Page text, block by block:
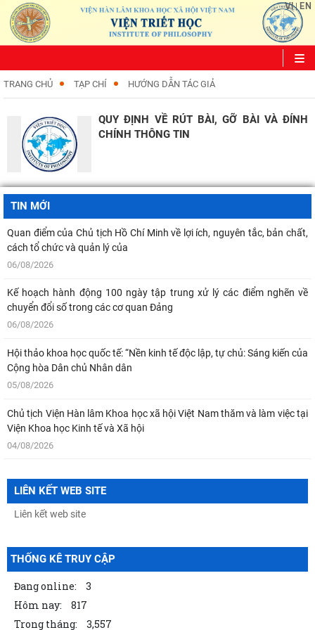
VI| EN
TRANG CHỦ TẠP CHÍ HƯỚNG DẪN TÁC GIẢ
QUY ĐỊNH VỀ RÚT BÀI, GỠ BÀI VÀ ĐÍNH
CHÍNH THÔNG TIN
TIN MỚI
Quan điểm của Chủ tịch Hồ Chí Minh về lợi ích, nguyên tắc, bản chất,
cách tổ chức và quản lý của
06/08/2026
Kế hoạch hành động 100 ngày tập trung xử lý các điểm nghẽn về
chuyển đổi số trong các cơ quan Đảng
06/08/2026
Hội thảo khoa học quốc tế: “Nền kinh tế độc lập, tự chủ: Sáng kiến của
Cộng hòa Dân chủ Nhân dân
05/08/2026
Chủ tịch Viện Hàn lâm Khoa học xã hội Việt Nam thăm và làm việc tại
Viện Khoa học Kinh tế và Xã hội
04/08/2026
thống - Vững bước tương lai"
04/08/2026
tại Phiên họp Ban Chỉ đạo Trung
04/08/2026
Khai mạc trưng bày “Kết nối truyền thống, vững bước tương lai”
03/08/2026
LIÊN KẾT WEB SITE
THỐNG KÊ TRUY CẬP
Đang online:
3
Hôm nay:
817
Trong tháng:
3,557